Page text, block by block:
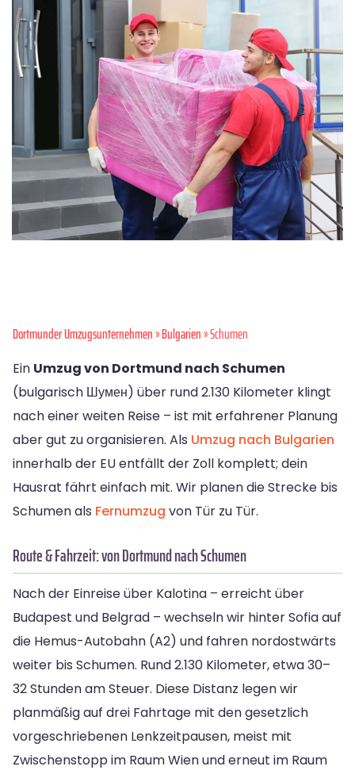
Dortmunder Umzugsunternehmen»Bulgarien» Schumen
Ein Umzug von Dortmund nach Schumen
(bulgarisch Шумен) über rund 2.130 Kilometer klingt
nach einer weiten Reise – ist mit erfahrener Planung
aber gut zu organisieren. Als Umzug nach Bulgarien
innerhalb der EU entfällt der Zoll komplett; dein
Hausrat fährt einfach mit. Wir planen die Strecke bis
Schumen als Fernumzug von Tür zu Tür.
Route & Fahrzeit: von Dortmund nach Schumen
Nach der Einreise über Kalotina – erreicht über
Budapest und Belgrad – wechseln wir hinter Sofia auf
die Hemus-Autobahn (A2) und fahren nordostwärts
weiter bis Schumen. Rund 2.130 Kilometer, etwa 30–
32 Stunden am Steuer. Diese Distanz legen wir
planmäßig auf drei Fahrtage mit den gesetzlich
vorgeschriebenen Lenkzeitpausen, meist mit
Zwischenstopp im Raum Wien und erneut im Raum